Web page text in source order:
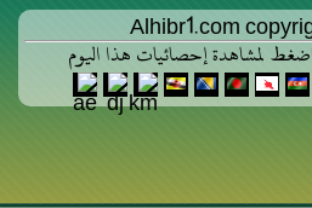
Alhibr1.com
لمشاهدة إحصائيات هذا اليوم